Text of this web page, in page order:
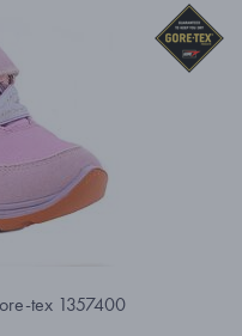
tex 1357400